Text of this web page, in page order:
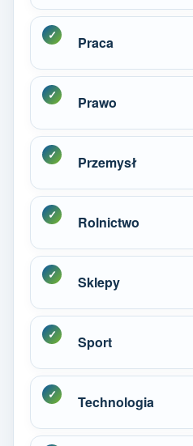
Praca
Prawo
Przemysł
Rolnictwo
Sklepy
Sport
Technologia